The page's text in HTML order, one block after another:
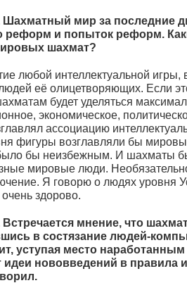
мир за последние
реформ и попыток реформ.
шахмат?
любой интеллектуальной
людей её олицетворяющих. Если
будет уделяться
экономическое,
ассоциацию
фигуры возглавляли бы
бы неизбежным. И шахматы
мировые люди.
Я говорю о людях уровня
здорово.
мнение, что
в состязание людей-
уступая место
идеи нововведений в